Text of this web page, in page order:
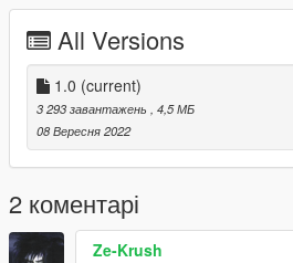
All Versions
1.0 (current)
3 293 завантажень , 4,5 МБ
08 Вересня 2022
2 коментарі
Ze-Krush